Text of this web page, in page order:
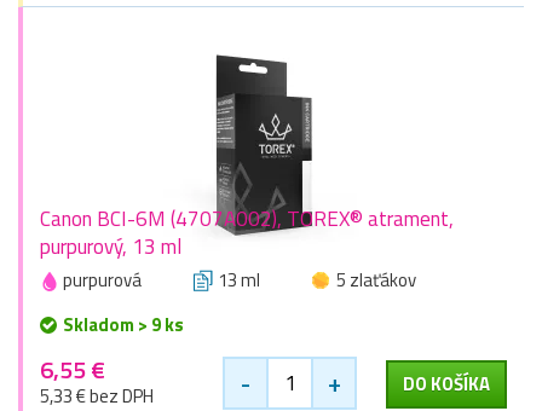
Canon BCI-6M (4707A002), TOREX® atrament,
purpurový, 13 ml
purpurová 13 ml
5 zlaťákov
Skladom > 9 ks
6,55 €
5,33 € bez DPH - + DO KOŠÍKA